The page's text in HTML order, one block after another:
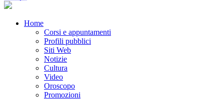
Home
Corsi e appuntamenti
Profili pubblici
Siti Web
Notizie
Cultura
Video
Oroscopo
Promozioni